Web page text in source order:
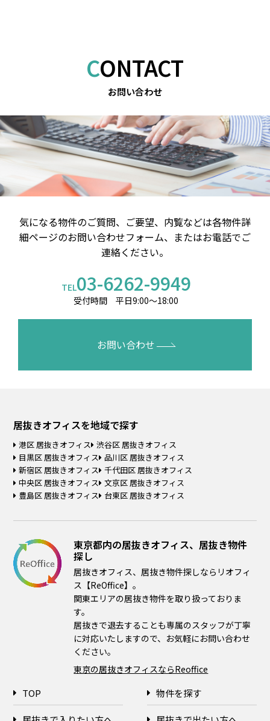
CONTACT
お問い合わせ
気になる物件のご質問、ご要望、内覧などは各物件詳
細ページのお問い合わせフォーム、またはお電話でご
連絡ください。
TEL03-6262-9949
受付時間 平日9:00～18:00
お問い合わせ
居抜きオフィスを地域で探す
港区 居抜きオフィス 渋谷区 居抜きオフィス
目黒区 居抜きオフィス 品川区 居抜きオフィス
新宿区 居抜きオフィス 千代田区 居抜きオフィス
中央区 居抜きオフィス 文京区 居抜きオフィス
豊島区 居抜きオフィス 台東区 居抜きオフィス
東京都内の居抜きオフィス、居抜き物件
探し
居抜きオフィス、居抜き物件探しならリオフィ
ス【ReOffice】。
関東エリアの居抜き物件を取り扱っておりま
す。
居抜きで退去することも専属のスタッフが丁寧
に対応いたしますので、お気軽にお問い合わせ
ください。
東京の居抜きオフィスならReoffice
TOP 物件を探す